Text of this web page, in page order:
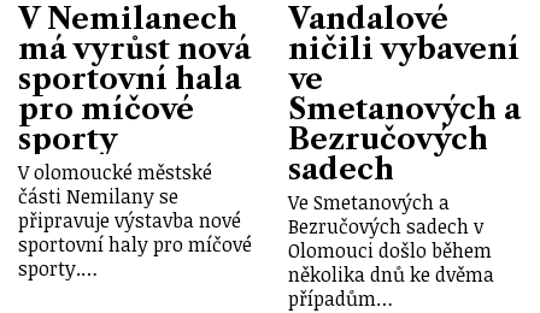
V Nemilanech
má vyrůst nová
sportovní hala
pro míčové
sporty
V olomoucké městské
části Nemilany se
připravuje výstavba nové
sportovní haly pro míčové
sporty.…
Vandalové
ničili vybavení
ve
Smetanových a
Bezručových
sadech
Ve Smetanových a
Bezručových sadech v
Olomouci došlo během
několika dnů ke dvěma
případům…